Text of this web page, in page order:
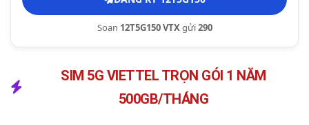
Soạn 12T5G150 VTXgửi290
SIM 5G VIETTEL TRỌN GÓI 1 NĂM
500GB/THÁNG